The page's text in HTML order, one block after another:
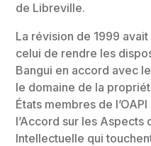
de Libreville.
La révision de 1999
celui de rendre les
Bangui en accord avec
le domaine de la
États membres de
l’Accord sur les
Intellectuelle qui